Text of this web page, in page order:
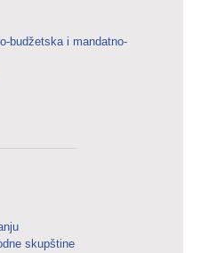
budžetska i mandatno-
skupštine